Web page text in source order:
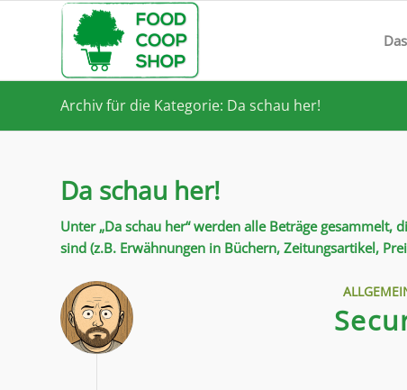
Archiv für die Kategorie: Da schau her!
Da schau her!
Unter „Da schau her“ werden alle Beträge gesammelt,
sind (z.B. Erwähnungen in Büchern, Zeitungsartikel,